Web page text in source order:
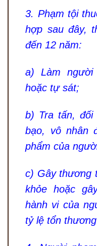
3. Phạm tội
hợp sau đây,
đến 12 năm:
a) Làm
hoặc tự sát;
b) Tra tấn,
bạo, vô nhân
phẩm của
c) Gây thương
khỏe hoặc
hành vi của
tỷ lệ tổn